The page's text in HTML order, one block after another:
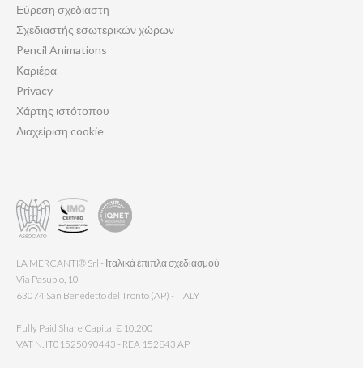
Εύρεση σχεδιαστη
Σχεδιαστής εσωτερικών χώρων
Pencil Animations
Καριέρα
Privacy
Χάρτης ιστότοπου
Διαχείριση cookie
LA MERCANTI® Srl - Ιταλικά έπιπλα σχεδιασμού
Via Pasubio, 10
63074 San Benedetto del Tronto (AP) - ITALY
Fully Paid Share Capital € 10.200
VAT N. IT01525090443 - REA 152843 AP